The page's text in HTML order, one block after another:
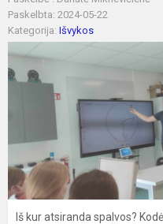
Paskelbta: 2024-05-22
Kategorija: Išvykos
Iš kur atsiranda spalvos?